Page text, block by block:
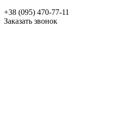
+38 (095) 470-77-11
Заказать звонок